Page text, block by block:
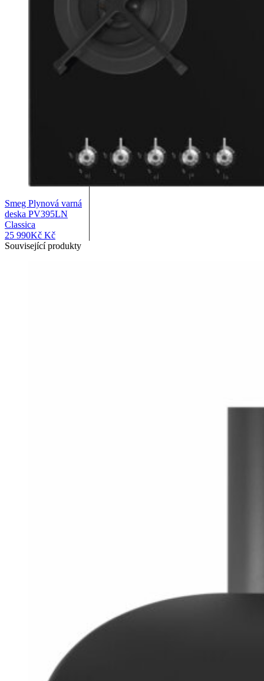
Smeg Plynová varná
deska PV395LN
Classica
25 990Kč Kč
Související produkty